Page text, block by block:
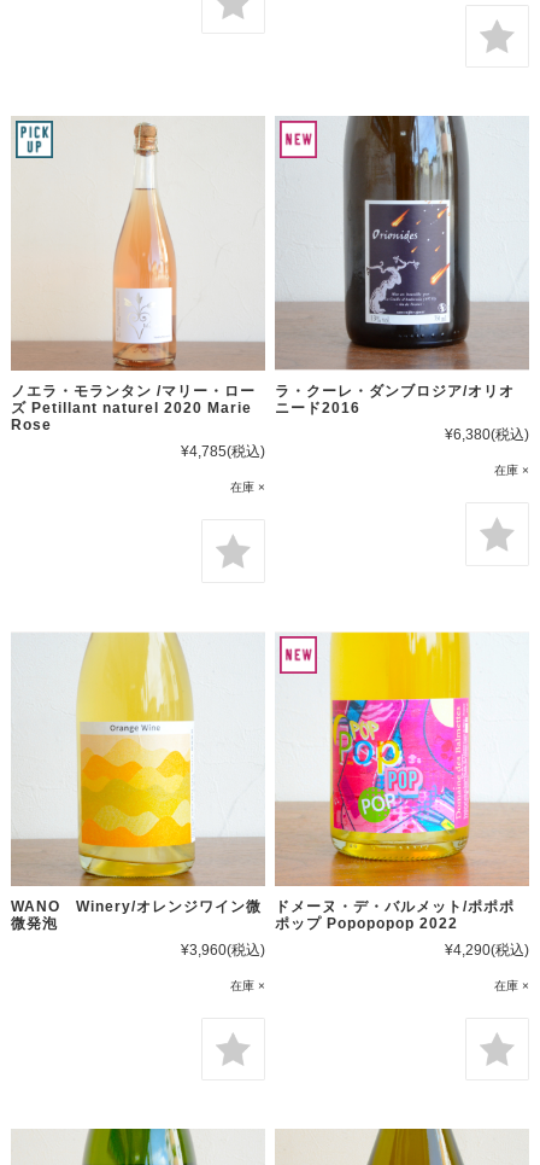
ノエラ・モランタン /マリー・ロー
ズ Petillant naturel 2020 Marie
Rose
¥4,785(税込)
在庫 ×
ラ・クーレ・ダンブロジア/オリオ
ニード2016
¥6,380(税込)
在庫 ×
WANO Winery/オレンジワイン微
微発泡
¥3,960(税込)
在庫 ×
ドメーヌ・デ・バルメット/ポポポ
ポップ Popopopop 2022
¥4,290(税込)
在庫 ×